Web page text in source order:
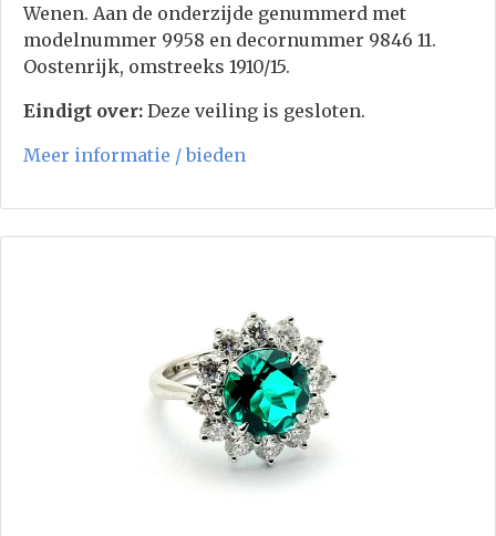
Wenen. Aan de onderzijde genummerd met
modelnummer 9958 en decornummer 9846 11.
Oostenrijk, omstreeks 1910/15.
Eindigt over: Deze veiling is gesloten.
Meer informatie / bieden